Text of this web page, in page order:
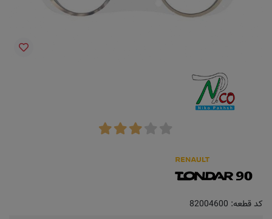
کد قطعه: 82004600